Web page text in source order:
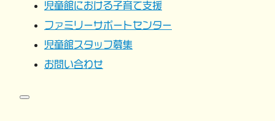
児童館における子育て支援
ファミリーサポートセンター
児童館スタッフ募集
お問い合わせ